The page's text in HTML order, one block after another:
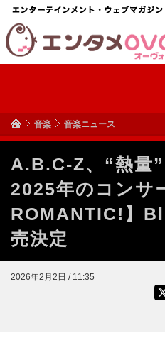
音楽 音楽ニュース
A.B.C-Z、“熱量
2025年のコンサ
ROMANTIC!】
売決定
2026年2月2日 / 11:35